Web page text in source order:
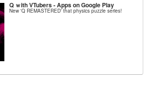
Q ｗith VTubers - Apps on Google Play
New 'Q REMASTERED' that physics puzzle series!